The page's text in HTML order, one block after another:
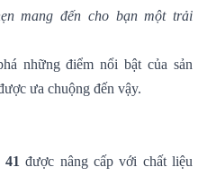
mang đến cho bạn một trải
những điểm nổi bật của sản
ưa chuộng đến vậy.
41 được nâng cấp với chất liệu